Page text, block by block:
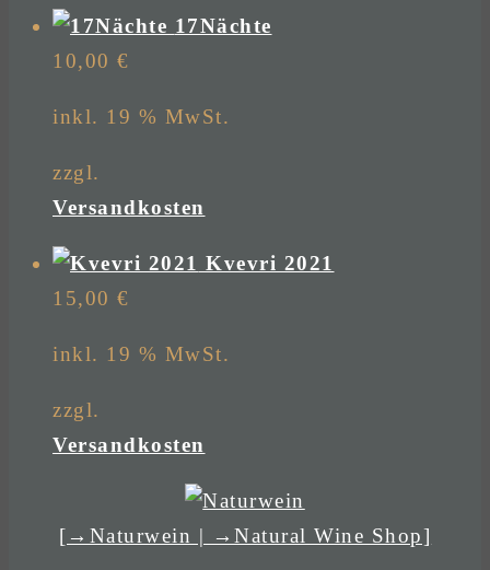
17Nächte
10,00 €
inkl. 19 % MwSt.
zzgl.
Versandkosten
Kvevri 2021
15,00 €
inkl. 19 % MwSt.
zzgl.
Versandkosten
[→Naturwein | →Natural Wine Shop]